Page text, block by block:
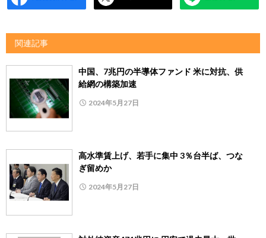
関連記事
中国、7兆円の半導体ファンド 米に対抗、供
給網の構築加速
2024年5月27日
高水準賃上げ、若手に集中 3％台半ば、つな
ぎ留めか
2024年5月27日